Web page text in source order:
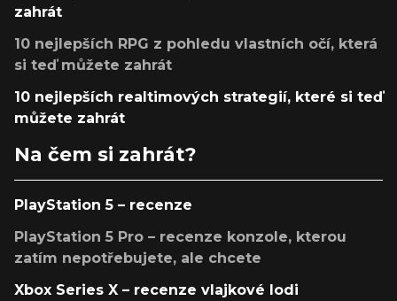
zahrát
10 nejlepších RPG z pohledu vlastních očí, která
si teď můžete zahrát
10 nejlepších realtimových strategií, které si teď
můžete zahrát
Na čem si zahrát?
PlayStation 5 – recenze
PlayStation 5 Pro – recenze konzole, kterou
zatím nepotřebujete, ale chcete
Xbox Series X – recenze vlajkové lodi